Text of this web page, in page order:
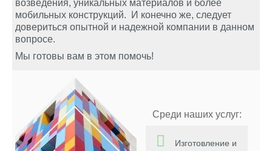
возведения, уникальных материалов и более
мобильных конструкций. И конечно же, следует
довериться опытной и надежной компании в данном
вопросе.
Мы готовы вам в этом помочь!
Среди наших услуг:
Изготовление и